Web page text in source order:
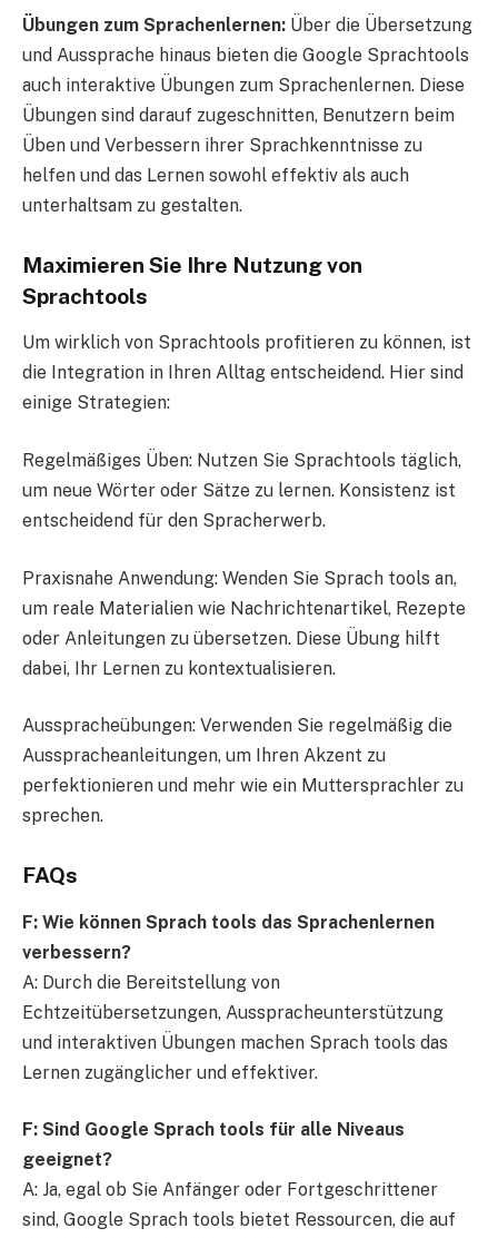
Übungen zum Sprachenlernen: Über die Übersetzung
und Aussprache hinaus bieten die Google Sprachtools
auch interaktive Übungen zum Sprachenlernen. Diese
Übungen sind darauf zugeschnitten, Benutzern beim
Üben und Verbessern ihrer Sprachkenntnisse zu
helfen und das Lernen sowohl effektiv als auch
unterhaltsam zu gestalten.
Maximieren Sie Ihre Nutzung von
Sprachtools
Um wirklich von Sprachtools profitieren zu können, ist
die Integration in Ihren Alltag entscheidend. Hier sind
einige Strategien:
Regelmäßiges Üben: Nutzen Sie Sprachtools täglich,
um neue Wörter oder Sätze zu lernen. Konsistenz ist
entscheidend für den Spracherwerb.
Praxisnahe Anwendung: Wenden Sie Sprach tools an,
um reale Materialien wie Nachrichtenartikel, Rezepte
oder Anleitungen zu übersetzen. Diese Übung hilft
dabei, Ihr Lernen zu kontextualisieren.
Ausspracheübungen: Verwenden Sie regelmäßig die
Ausspracheanleitungen, um Ihren Akzent zu
perfektionieren und mehr wie ein Muttersprachler zu
sprechen.
FAQs
F: Wie können Sprach tools das Sprachenlernen
verbessern?
A: Durch die Bereitstellung von
Echtzeitübersetzungen, Ausspracheunterstützung
und interaktiven Übungen machen Sprach tools das
Lernen zugänglicher und effektiver.
F: Sind Google Sprach tools für alle Niveaus
geeignet?
A: Ja, egal ob Sie Anfänger oder Fortgeschrittener
sind, Google Sprach tools bietet Ressourcen, die auf